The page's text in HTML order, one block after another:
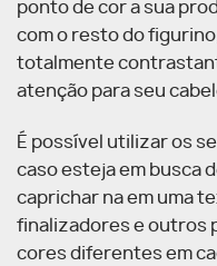
ponto de cor a sua
com o resto do
totalmente
atenção para seu
É possível utilizar os
caso esteja em busca
caprichar na em uma
finalizadores e outros
cores diferentes em